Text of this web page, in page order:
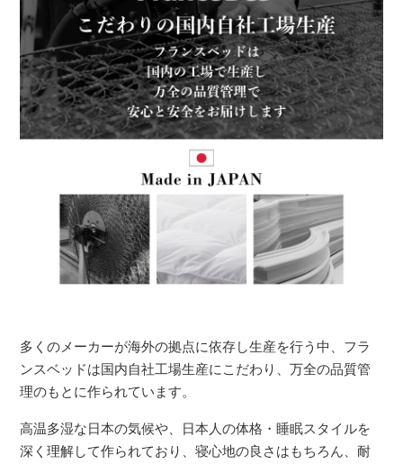
多くのメーカーが海外の拠点に依存し生産を行う中、フラ
ンスベッドは国内自社工場生産にこだわり、万全の品質管
理のもとに作られています。
高温多湿な日本の気候や、日本人の体格・睡眠スタイルを
深く理解して作られており、寝心地の良さはもちろん、耐